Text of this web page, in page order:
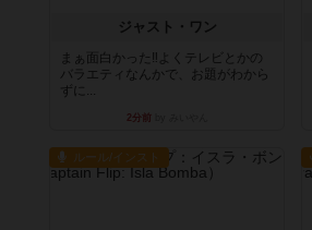
ジャスト・ワン
まぁ面白かった‼️よくテレビとかの
バラエティなんかで、お題がわから
ずに...
2分前
ルール/インスト